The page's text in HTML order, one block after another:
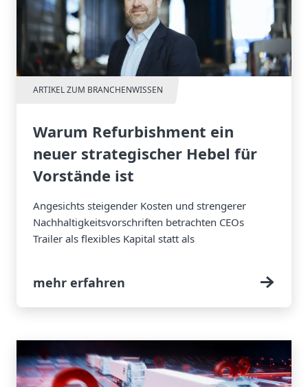
ARTIKEL ZUM BRANCHENWISSEN
Warum Refurbishment ein
neuer strategischer Hebel für
Vorstände ist
Angesichts steigender Kosten und strengerer
Nachhaltigkeitsvorschriften betrachten CEOs
Trailer als flexibles Kapital statt als
mehr erfahren